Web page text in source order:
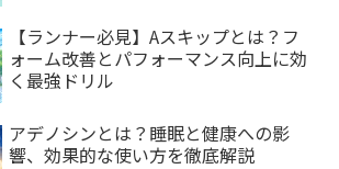
【ランナー必見】Aスキップとは？フ
ォーム改善とパフォーマンス向上に効
く最強ドリル
アデノシンとは？睡眠と健康への影
響、効果的な使い方を徹底解説